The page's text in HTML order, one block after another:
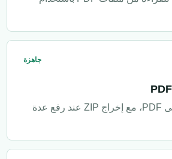
جاهزة
حوّل ملفات Word إلى PDF، مع إخراج ZIP عند رفع عدة